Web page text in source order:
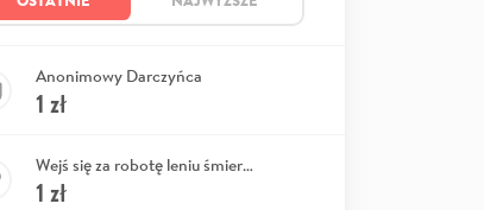
Anonimowy Darczyńca
1 zł
Wejś się za robotę leniu śmierdzący
1 zł